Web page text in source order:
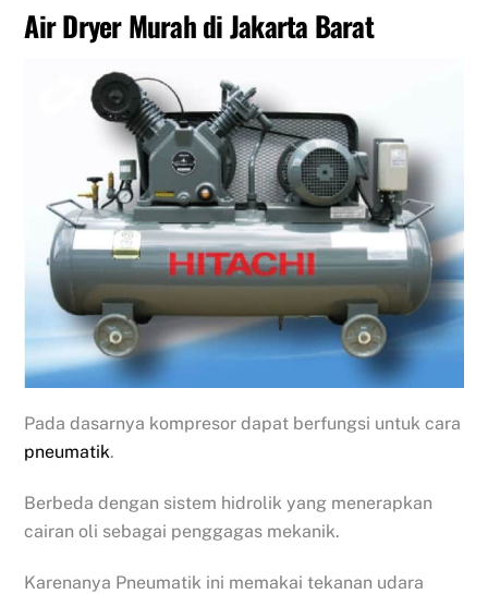
Air Dryer Murah di Jakarta Barat
Pada dasarnya kompresor dapat berfungsi untuk cara
pneumatik.
Berbeda dengan sistem hidrolik yang menerapkan
cairan oli sebagai penggagas mekanik.
Karenanya Pneumatik ini memakai tekanan udara